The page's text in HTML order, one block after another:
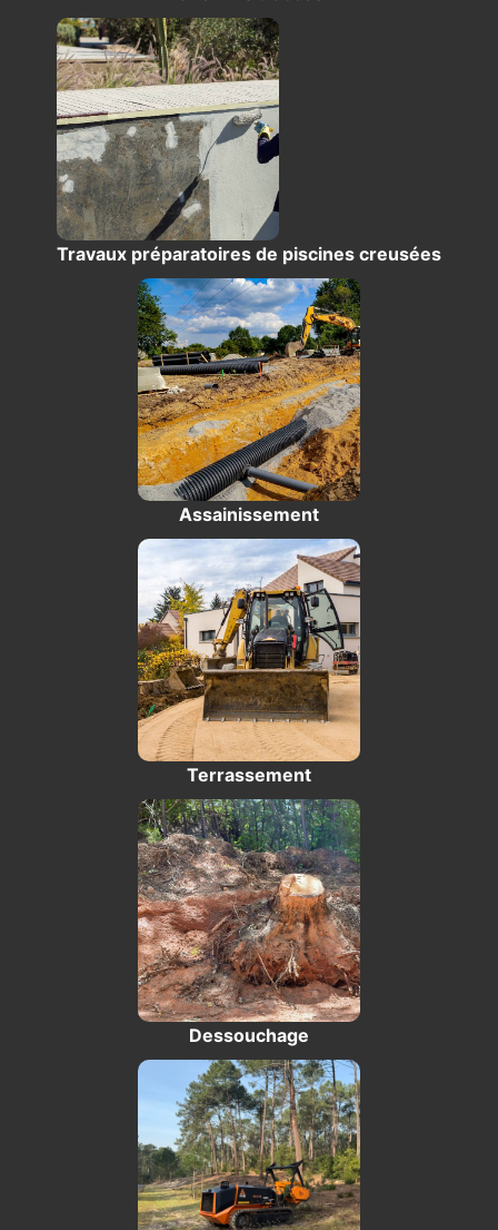
Travaux préparatoires de piscines creusées
Assainissement
Terrassement
Dessouchage